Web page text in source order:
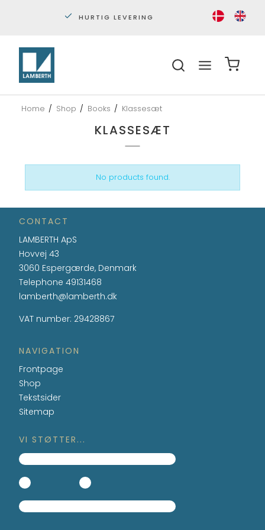
HURTIG LEVERING
Home / Shop / Books / Klassesæt
KLASSESÆT
No products found.
CONTACT
LAMBERTH ApS
Hovvej 43
3060 Espergærde, Denmark
Telephone49131468
lamberth@lamberth.dk
VAT number: 29428867
NAVIGATION
Frontpage
Shop
Tekstsider
Sitemap
VI STØTTER...